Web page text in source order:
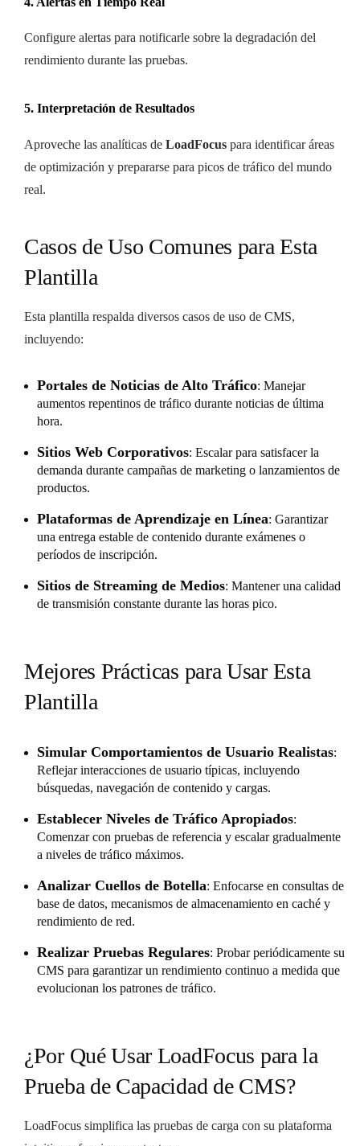
Configure alertas para notificarle sobre la degradación del
rendimiento durante las pruebas.
5. Interpretación de Resultados
Aproveche las analíticas de LoadFocus para identificar áreas
de optimización y prepararse para picos de tráfico del mundo
real.
Casos de Uso Comunes para Esta
Plantilla
Esta plantilla respalda diversos casos de uso de CMS,
incluyendo:
Portales de Noticias de Alto Tráfico: Manejar
aumentos repentinos de tráfico durante noticias de última
hora.
Sitios Web Corporativos: Escalar para satisfacer la
demanda durante campañas de marketing o lanzamientos de
productos.
Plataformas de Aprendizaje en Línea: Garantizar
una entrega estable de contenido durante exámenes o
períodos de inscripción.
Sitios de Streaming de Medios: Mantener una calidad
de transmisión constante durante las horas pico.
Mejores Prácticas para Usar Esta
Plantilla
Simular Comportamientos de Usuario Realistas:
Reflejar interacciones de usuario típicas, incluyendo
búsquedas, navegación de contenido y cargas.
Establecer Niveles de Tráfico Apropiados:
Comenzar con pruebas de referencia y escalar gradualmente
a niveles de tráfico máximos.
Analizar Cuellos de Botella: Enfocarse en consultas de
base de datos, mecanismos de almacenamiento en caché y
rendimiento de red.
Realizar Pruebas Regulares: Probar periódicamente su
CMS para garantizar un rendimiento continuo a medida que
evolucionan los patrones de tráfico.
¿Por Qué Usar LoadFocus para la
Prueba de Capacidad de CMS?
LoadFocus simplifica las pruebas de carga con su plataforma